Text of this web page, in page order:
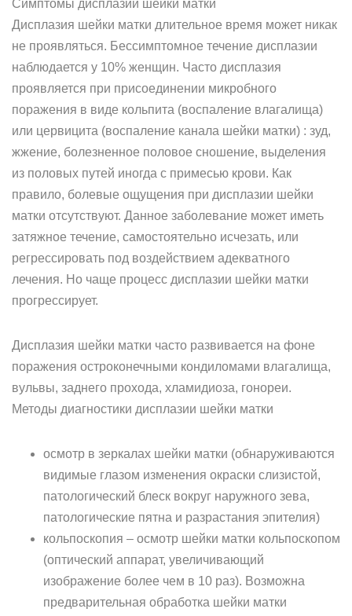
Симптомы дисплазии шейки матки
Дисплазия шейки матки длительное время может никак
не проявляться. Бессимптомное течение дисплазии
наблюдается у 10% женщин. Часто дисплазия
проявляется при присоединении микробного
поражения в виде кольпита (воспаление влагалища)
или цервицита (воспаление канала шейки матки) : зуд,
жжение, болезненное половое сношение, выделения
из половых путей иногда с примесью крови. Как
правило, болевые ощущения при дисплазии шейки
матки отсутствуют. Данное заболевание может иметь
затяжное течение, самостоятельно исчезать, или
регрессировать под воздействием адекватного
лечения. Но чаще процесс дисплазии шейки матки
прогрессирует.
Дисплазия шейки матки часто развивается на фоне
поражения остроконечными кондиломами влагалища,
вульвы, заднего прохода, хламидиоза, гонореи.
Методы диагностики дисплазии шейки матки
осмотр в зеркалах шейки матки (обнаруживаются
видимые глазом изменения окраски слизистой,
патологический блеск вокруг наружного зева,
патологические пятна и разрастания эпителия)
кольпоскопия – осмотр шейки матки кольпоскопом
(оптический аппарат, увеличивающий
изображение более чем в 10 раз). Возможна
предварительная обработка шейки матки